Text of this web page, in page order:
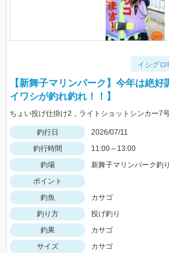
イシグロ
【新舞子マリンパーク】今年は絶好
イワシが釣れ釣れ！！】
釣行日
2026/07/11
釣行時間
11:00～13:00
釣場
新舞子マリンパーク釣
ポイント
釣魚
カサゴ
釣り方
投げ釣り
釣果
カサゴ
サイズ
カサゴ